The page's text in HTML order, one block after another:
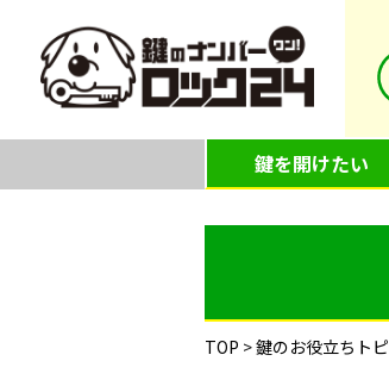
鍵を開けたい
TOP >鍵のお役立ちト